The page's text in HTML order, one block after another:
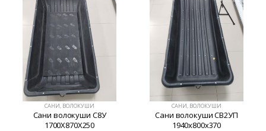
САНИ, ВОЛОКУШИ
Сани волокуши С8У
1700Х870Х250
САНИ, ВОЛОКУШИ
Сани волокуши СВ2УП
1940х800х370